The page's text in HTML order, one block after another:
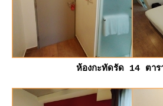
ห้องกะทัดรัด 14 ตาร